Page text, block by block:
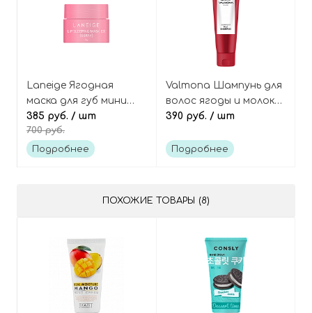
Laneige Ягодная
маска для губ мини
Berry lip sleeping mask
mini
385 руб. / шт
700 руб.
Подробнее
Valmona Шампунь для
волос ягоды и молоко
100 мл
390 руб. / шт
Подробнее
ПОХОЖИЕ ТОВАРЫ (8)